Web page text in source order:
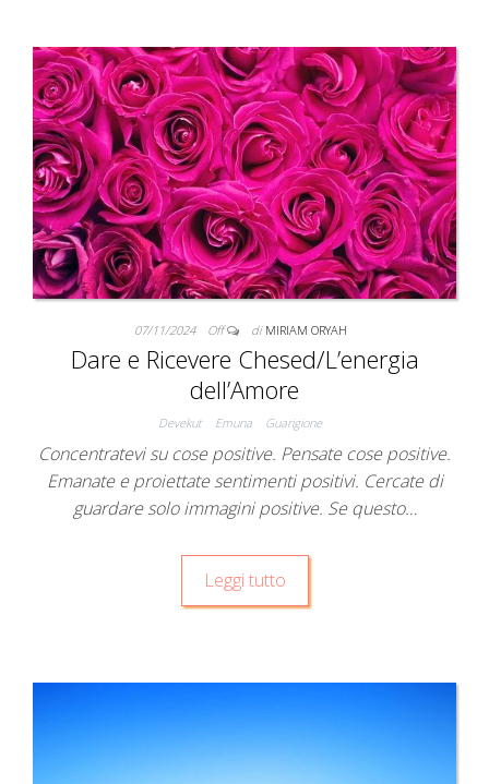
07/11/2024 Off di MIRIAM ORYAH
Dare e Ricevere Chesed/L’energia
dell’Amore
Devekut Emuna Guarigione
Concentratevi su cose positive. Pensate cose positive.
Emanate e proiettate sentimenti positivi. Cercate di
guardare solo immagini positive. Se questo…
Leggi tutto